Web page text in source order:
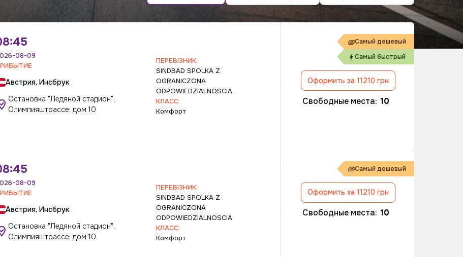
08-09
Австрия, Инсбрук
Остановка "Ледяной стадион",
Олимпияштрассе; дом 10
ПЕРЕВІЗНИК:
SINDBAD SPOLKA Z
OGRANICZONA
ODPOWIEDZIALNOSCIA
КЛАСС:
Комфорт
Самый дешевый
Самый быстрый
Оформить за 11210 грн
Свободные места: 10
08-09
Австрия, Инсбрук
Остановка "Ледяной стадион",
Олимпияштрассе; дом 10
ПЕРЕВІЗНИК:
SINDBAD SPOLKA Z
OGRANICZONA
ODPOWIEDZIALNOSCIA
КЛАСС:
Комфорт
Самый дешевый
Оформить за 11210 грн
Свободные места: 10